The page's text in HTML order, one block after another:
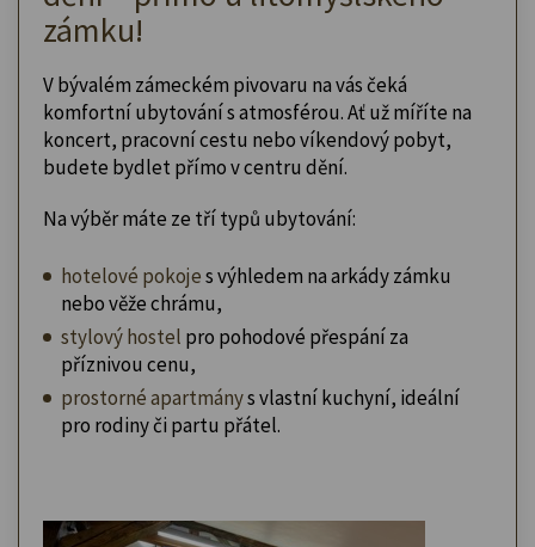
zámku!
V bývalém zámeckém pivovaru na vás čeká
komfortní ubytování s atmosférou. Ať už míříte na
koncert, pracovní cestu nebo víkendový pobyt,
budete bydlet přímo v centru dění.
Na výběr máte ze tří typů ubytování:
hotelové pokojes výhledem na arkády zámku
nebo věže chrámu,
stylový hostel pro pohodové přespání za
příznivou cenu,
prostorné apartmánys vlastní kuchyní, ideální
pro rodiny či partu přátel.